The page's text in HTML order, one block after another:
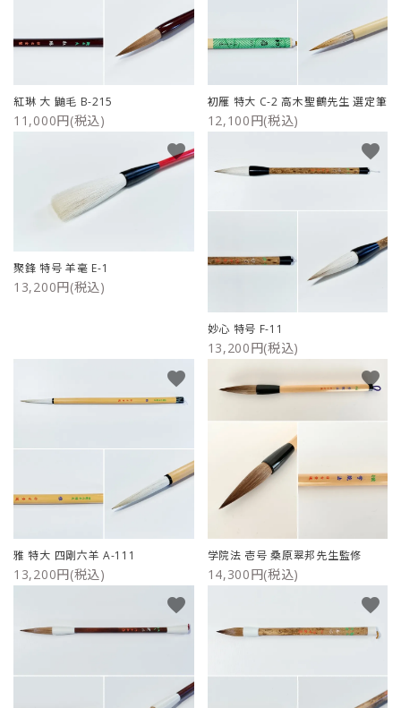
紅琳 大 鼬毛 B-215
11,000円(税込)
初雁 特大 C-2 高木聖鶴先生 選定筆
12,100円(税込)
聚鋒 特号 羊毫 E-1
13,200円(税込)
favorite
妙心 特号 F-11
13,200円(税込)
favorite
雅 特大 四剛六羊 A-111
13,200円(税込)
favorite
学院法 壱号 桑原翠邦先生監修
14,300円(税込)
favorite
favorite favorite